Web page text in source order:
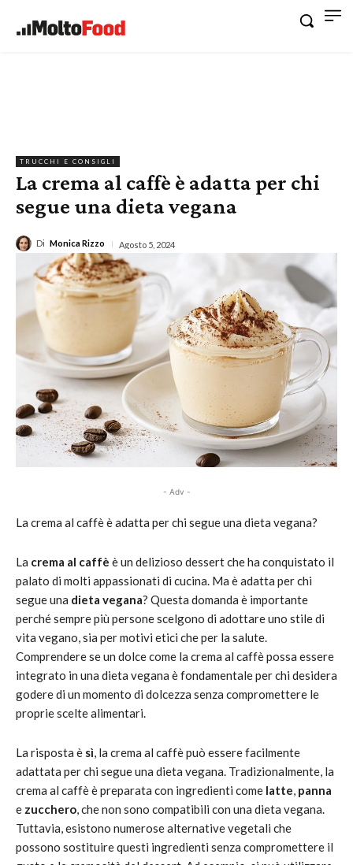
TRUCCHI E CONSIGLI
La crema al caffè è adatta per chi
segue una dieta vegana
Di Monica Rizzo Agosto 5, 2024
- Adv -
La crema al caffè è adatta per chi segue una dieta vegana?
La crema al caffè è un delizioso dessert che ha conquistato il
palato di molti appassionati di cucina. Ma è adatta per chi
segue una dieta vegana? Questa domanda è importante
perché sempre più persone scelgono di adottare uno stile di
vita vegano, sia per motivi etici che per la salute.
Comprendere se un dolce come la crema al caffè possa essere
integrato in una dieta vegana è fondamentale per chi desidera
godere di un momento di dolcezza senza compromettere le
proprie scelte alimentari.
La risposta è sì, la crema al caffè può essere facilmente
adattata per chi segue una dieta vegana. Tradizionalmente, la
crema al caffè è preparata con ingredienti come latte, panna
e zucchero, che non sono compatibili con una dieta vegana.
Tuttavia, esistono numerose alternative vegetali che
possono sostituire questi ingredienti senza compromettere il